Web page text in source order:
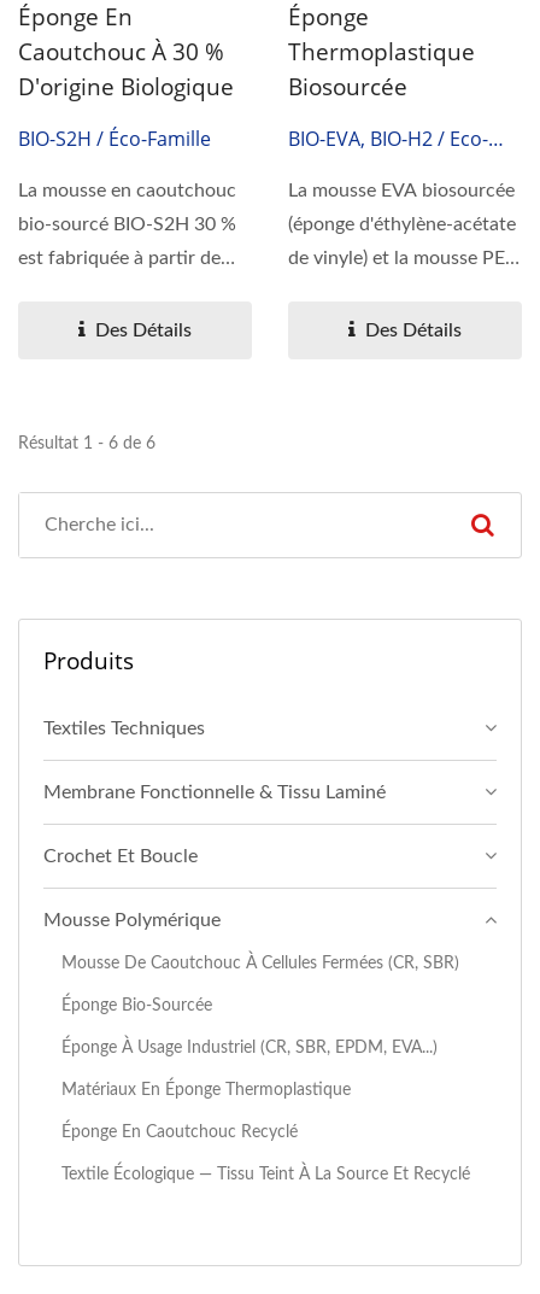
Éponge En
Caoutchouc À 30 %
D'origine Biologique
BIO-S2H / Éco-Famille
La mousse en caoutchouc
bio-sourcé BIO-S2H 30 %
est fabriquée à partir de
Des Détails
Éponge
Thermoplastique
Biosourcée
BIO-EVA, BIO-H2 / Eco-
La mousse EVA biosourcée
(éponge d'éthylène-acétate
de vinyle) et la mousse PE
Des Détails
Résultat 1 - 6 de 6
Produits
Textiles Techniques
Membrane Fonctionnelle & Tissu Laminé
Crochet Et Boucle
Mousse Polymérique
Mousse De Caoutchouc À Cellules Fermées (CR, SBR)
Éponge Bio-Sourcée
Éponge À Usage Industriel (CR, SBR, EPDM, EVA...)
Matériaux En Éponge Thermoplastique
Éponge En Caoutchouc Recyclé
Textile Écologique — Tissu Teint À La Source Et Recyclé